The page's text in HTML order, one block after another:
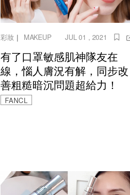
彩妝｜ MAKEUP JUL 01 , 2021
有了口罩敏感肌神隊友在
線，惱人膚況有解，同步改
善粗糙暗沉問題超給力！
FANCL